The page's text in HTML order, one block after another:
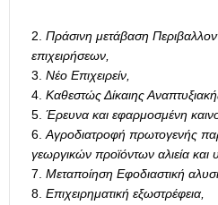
Πράσινη μετάβαση
επιχειρήσεων,
Νέο Επιχειρείν,
Καθεστώς Δίκαιης
Έρευνα και εφαρμοσμένη
Αγροδιατροφή πρωτογενής
γεωργικών προϊόντων αλιεία και
Μεταποίηση Εφοδιαστική
Επιχειρηματική εξωστρέφεια,